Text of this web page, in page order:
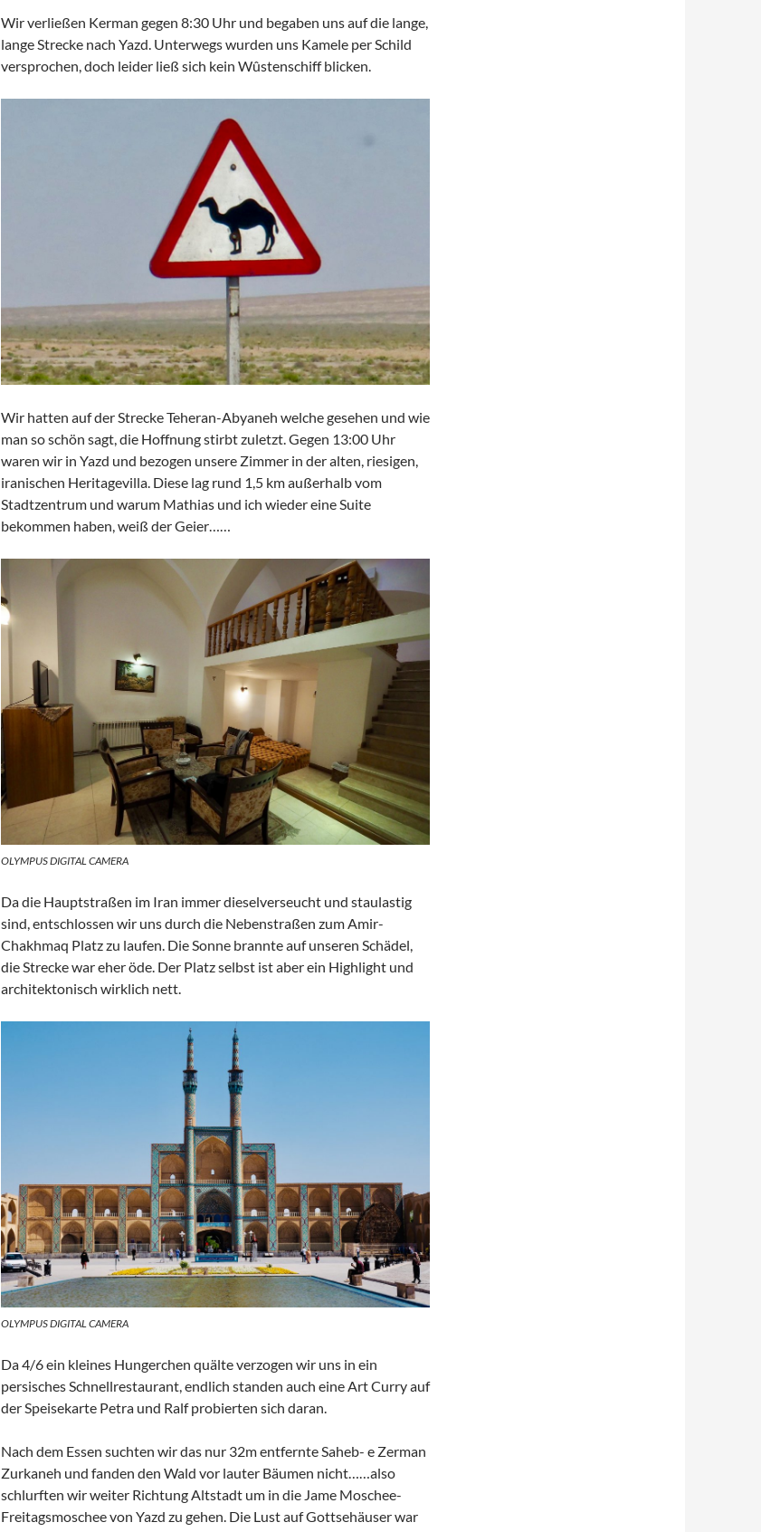
Wir verließen Kerman gegen 8:30 Uhr und begaben uns auf die lange,
lange Strecke nach Yazd. Unterwegs wurden uns Kamele per Schild
versprochen, doch leider ließ sich kein Wûstenschiff blicken.
Wir hatten auf der Strecke Teheran-Abyaneh welche gesehen und wie
man so schön sagt, die Hoffnung stirbt zuletzt. Gegen 13:00 Uhr
waren wir in Yazd und bezogen unsere Zimmer in der alten, riesigen,
iranischen Heritagevilla. Diese lag rund 1,5 km außerhalb vom
Stadtzentrum und warum Mathias und ich wieder eine Suite
bekommen haben, weiß der Geier……
OLYMPUS DIGITAL CAMERA
Da die Hauptstraßen im Iran immer dieselverseucht und staulastig
sind, entschlossen wir uns durch die Nebenstraßen zum Amir-
Chakhmaq Platz zu laufen. Die Sonne brannte auf unseren Schädel,
die Strecke war eher öde. Der Platz selbst ist aber ein Highlight und
architektonisch wirklich nett.
OLYMPUS DIGITAL CAMERA
Da 4/6 ein kleines Hungerchen quälte verzogen wir uns in ein
persisches Schnellrestaurant, endlich standen auch eine Art Curry auf
der Speisekarte Petra und Ralf probierten sich daran.
Nach dem Essen suchten wir das nur 32m entfernte Saheb- e Zerman
Zurkaneh und fanden den Wald vor lauter Bäumen nicht……also
schlurften wir weiter Richtung Altstadt um in die Jame Moschee-
Freitagsmoschee von Yazd zu gehen. Die Lust auf Gottsehäuser war